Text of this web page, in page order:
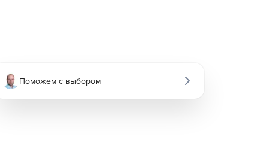
Поможем с выбором